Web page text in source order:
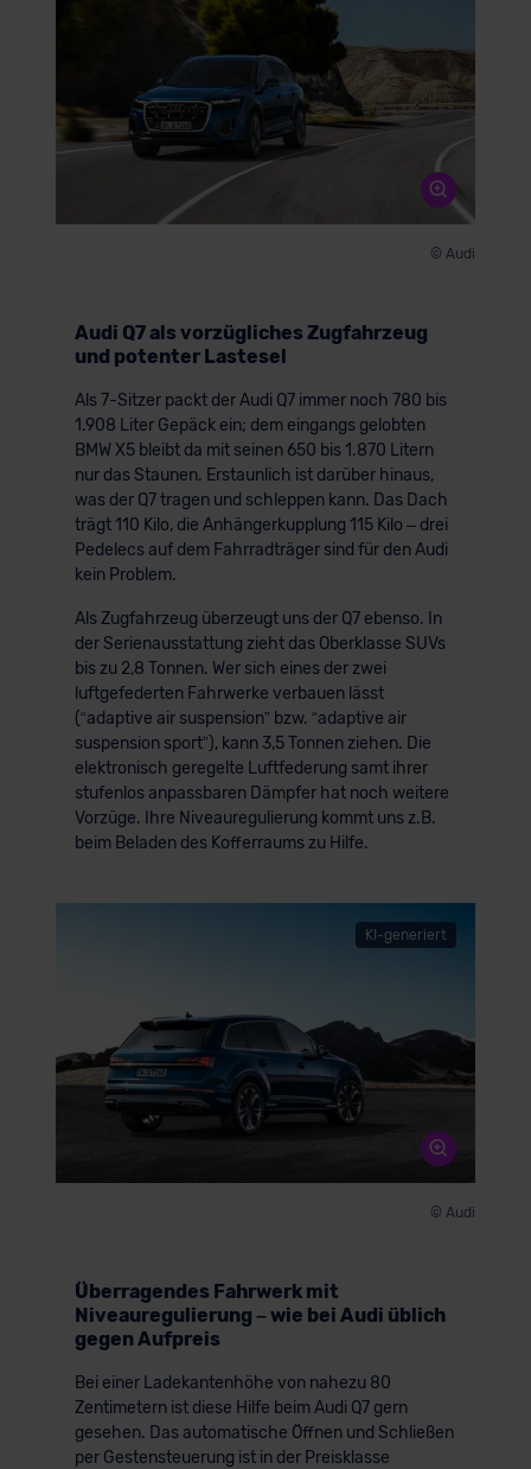
© Audi
Audi Q7 als vorzügliches Zugfahrzeug
und potenter Lastesel
Als 7-Sitzer packt der Audi Q7 immer noch 780 bis
1.908 Liter Gepäck ein; dem eingangs gelobten
BMW X5 bleibt da mit seinen 650 bis 1.870 Litern
nur das Staunen. Erstaunlich ist darüber hinaus,
was der Q7 tragen und schleppen kann. Das Dach
trägt 110 Kilo, die Anhängerkupplung 115 Kilo – drei
Pedelecs auf dem Fahrradträger sind für den Audi
kein Problem.
Als Zugfahrzeug überzeugt uns der Q7 ebenso. In
der Serienausstattung zieht das Oberklasse SUVs
bis zu 2,8 Tonnen. Wer sich eines der zwei
luftgefederten Fahrwerke verbauen lässt
(“adaptive air suspension” bzw. “adaptive air
suspension sport”), kann 3,5 Tonnen ziehen. Die
elektronisch geregelte Luftfederung samt ihrer
stufenlos anpassbaren Dämpfer hat noch weitere
Vorzüge. Ihre Niveauregulierung kommt uns z.B.
beim Beladen des Kofferraums zu Hilfe.
KI-generiert
© Audi
Überragendes Fahrwerk mit
Niveauregulierung – wie bei Audi üblich
gegen Aufpreis
Bei einer Ladekantenhöhe von nahezu 80
Zentimetern ist diese Hilfe beim Audi Q7 gern
gesehen. Das automatische Öffnen und Schließen
per Gestensteuerung ist in der Preisklasse